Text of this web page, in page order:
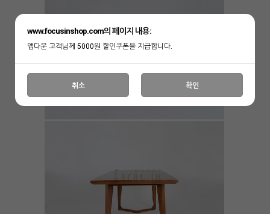
www.focusinshop.com의 페이지 내용:
앱다운 고객님께 5000원 할인쿠폰을 지급합니다.
취소 확인